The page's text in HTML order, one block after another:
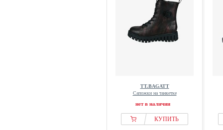
TT.BAGATT
Сапожки на танкетке
нет в наличии
КУПИТЬ